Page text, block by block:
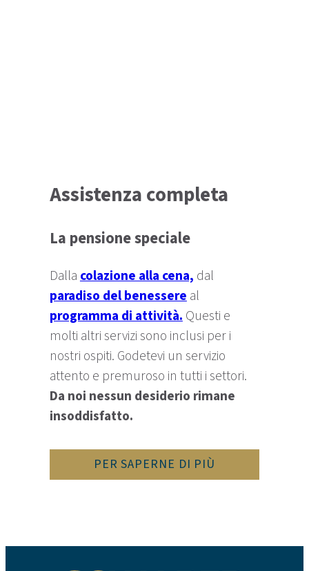
Assistenza completa
La pensione speciale
Dalla colazione alla cena, dal
paradiso del benessere al
programma di attività. Questi e
molti altri servizi sono inclusi per i
nostri ospiti. Godetevi un servizio
attento e premuroso in tutti i settori.
Da noi nessun desiderio rimane
insoddisfatto.
PER SAPERNE DI PIÙ